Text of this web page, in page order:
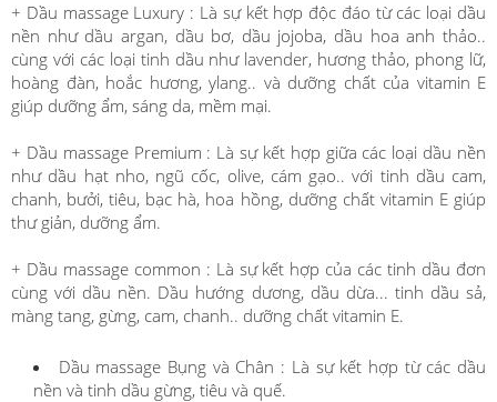
+ Dầu massage Luxury : Là sự kết hợp độc đáo từ các loại dầu
nền như dầu argan, dầu bơ, dầu jojoba, dầu hoa anh thảo..
cùng với các loại tinh dầu như lavender, hương thảo, phong lữ,
hoàng đàn, hoắc hương, ylang.. và dưỡng chất của vitamin E
giúp dưỡng ẩm, sáng da, mềm mại.
+ Dầu massage Premium : Là sự kết hợp giữa các loại dầu nền
như dầu hạt nho, ngũ cốc, olive, cám gạo.. với tinh dầu cam,
chanh, bưởi, tiêu, bạc hà, hoa hồng, dưỡng chất vitamin E giúp
thư giản, dưỡng ẩm.
+ Dầu massage common : Là sự kết hợp của các tinh dầu đơn
cùng với dầu nền. Dầu hướng dương, dầu dừa... tinh dầu sả,
màng tang, gừng, cam, chanh.. dưỡng chất vitamin E.
Dầu massage Bụng và Chân : Là sự kết hợp từ các dầu
nền và tinh dầu gừng, tiêu và quế.